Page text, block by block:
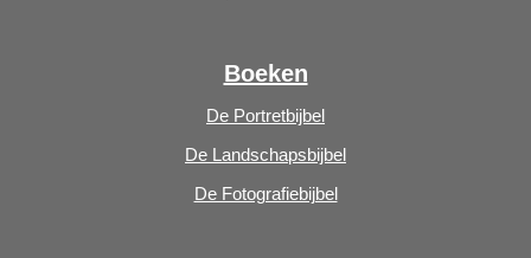
Boeken
De Portretbijbel
De Landschapsbijbel
De Fotografiebijbel